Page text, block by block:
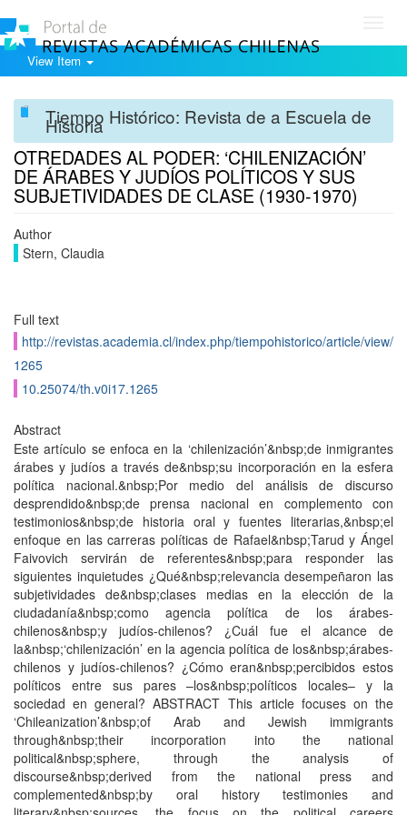
View Item
Tiempo Histórico: Revista de a Escuela de
Historia
OTREDADES AL PODER: ‘CHILENIZACIÓN’
DE ÁRABES Y JUDÍOS POLÍTICOS Y SUS
SUBJETIVIDADES DE CLASE (1930-1970)
Author
Stern, Claudia
Full text
http://revistas.academia.cl/index.php/tiempohistorico/article/view/
1265
10.25074/th.v0i17.1265
Abstract
Este artículo se enfoca en la ‘chilenización’&nbsp;de inmigrantes
árabes y judíos a través de&nbsp;su incorporación en la esfera
política nacional.&nbsp;Por medio del análisis de discurso
desprendido&nbsp;de prensa nacional en complemento con
testimonios&nbsp;de historia oral y fuentes literarias,&nbsp;el
enfoque en las carreras políticas de Rafael&nbsp;Tarud y Ángel
Faivovich servirán de referentes&nbsp;para responder las
siguientes inquietudes ¿Qué&nbsp;relevancia desempeñaron las
subjetividades de&nbsp;clases medias en la elección de la
ciudadanía&nbsp;como agencia política de los árabes-
chilenos&nbsp;y judíos-chilenos? ¿Cuál fue el alcance de
la&nbsp;‘chilenización’ en la agencia política de los&nbsp;árabes-
chilenos y judíos-chilenos? ¿Cómo eran&nbsp;percibidos estos
políticos entre sus pares –los&nbsp;políticos locales– y la
sociedad en general? ABSTRACT This article focuses on the
‘Chileanization’&nbsp;of Arab and Jewish immigrants
through&nbsp;their incorporation into the national
political&nbsp;sphere, through the analysis of
discourse&nbsp;derived from the national press and
complemented&nbsp;by oral history testimonies and